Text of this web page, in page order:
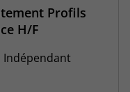
Profils
H/F
Indépendant